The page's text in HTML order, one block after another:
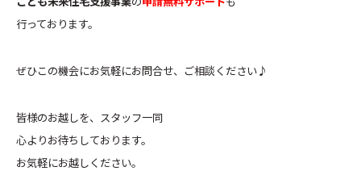
行っております。
ぜひこの機会にお気軽にお問合せ、ご相談ください♪
皆様のお越しを、スタッフ一同
心よりお待ちしております。
お気軽にお越しください。